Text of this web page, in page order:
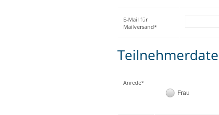
E-Mail für
Mailversand*
Anrede*
Frau